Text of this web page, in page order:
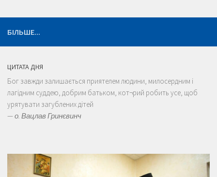
БІЛЬШЕ...
ЦИТАТА ДНЯ
Бог завжди залишається приятелем людини, милосердним і
лагідним суддею, добрим батьком, кот¬рий робить усе, щоб
урятувати загублених дітей
—о. Вацлав Гринєвинч